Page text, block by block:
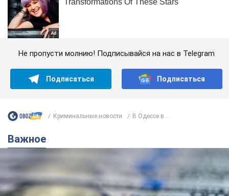
Не пропусти молнию! Подписывайся на нас в Telegram
Подписаться Подписаться
Криминальные новости В Одессе в...
Важное